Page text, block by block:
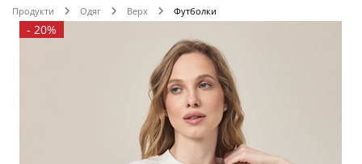
Продукти Одяг Верх Футболки
- 20%